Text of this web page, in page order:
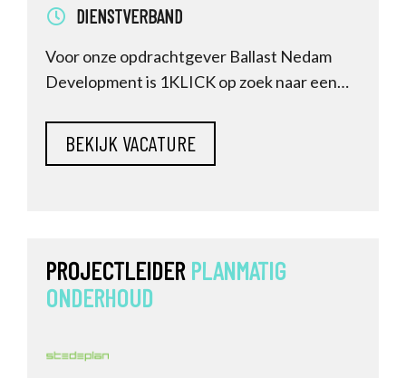
DIENSTVERBAND
Voor onze opdrachtgever Ballast Nedam
Development is 1KLICK op zoek naar een
slag te gaan bij een toonaangevende
gebiedsontwikkelaar die zich richt op het
PROJECTLEIDER PLANMATIG
ONDERHOUD